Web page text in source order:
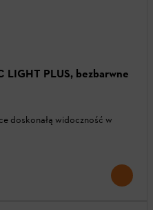
LIGHT PLUS, bezbarwne
doskonałą widoczność w